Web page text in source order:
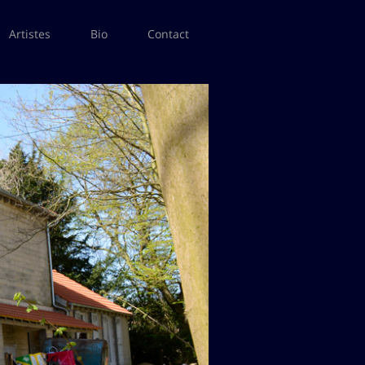
Artistes Bio Contact